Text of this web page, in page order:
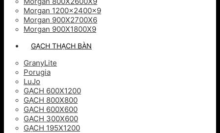
Morgan 1200x2400x9
Morgan 900X2700X6
Morgan 900X1800X9
GẠCH THẠCH BÀN
GranyLite
Porugia
LuJo
GẠCH 600X1200
GẠCH 800X800
GẠCH 600X600
GACH 300X600
GẠCH 195X1200